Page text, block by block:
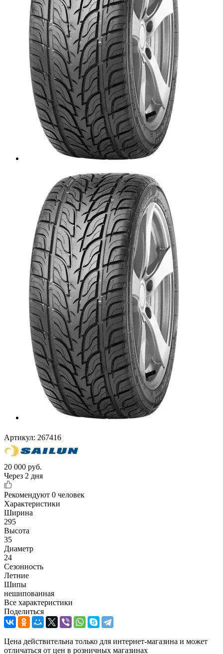
Артикул: 267416
20 000 руб.
Через 2 дня
Рекомендуют 0 человек
Характеристики
Ширина
295
Высота
35
Диаметр
24
Сезонность
Летние
Шипы
нешипованная
Все характеристики
Поделиться
Цена действительна только для интернет-магазина и может
отличаться от цен в розничных магазинах